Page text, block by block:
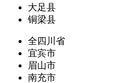
大足县
铜梁县
全四川省
宜宾市
眉山市
南充市